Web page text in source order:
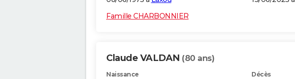
Famille CHARBONNIER
Claude VALDAN (80 ans)
Naissance Décès